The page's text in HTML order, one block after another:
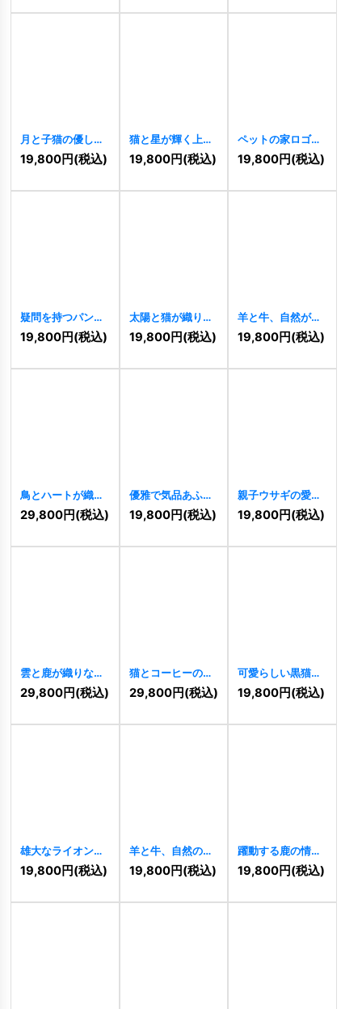
月と子猫の優しい
ロゴ[11217]
19,800円(税込)
猫と星が輝く上品
なモノクロロゴ
11211]
19,800円(税込)
ペットの家ロゴ
[11215]
19,800円(税込)
疑問を持つパンダ
の知的・クリエイ
ティブロゴ
19,800円(税込)
太陽と猫が織りな
す癒しの黄金ロゴ
11203 ]
19,800円(税込)
羊と牛、自然が調
和する畜産ロゴ
11192 ]
19,800円(税込)
鳥とハートが織り
なす安らぎのライ
ンアートロゴ
29,800円(税込)
優雅で気品あふれ
る鹿のオーガニッ
クロゴ [11172]
19,800円(税込)
親子ウサギの愛ら
しい絆ロゴ
11146 ]
19,800円(税込)
雲と鹿が織りなす
優雅な自然派ロゴ
11128
29,800円(税込)
猫とコーヒーの癒
しロゴ[11123]
29,800円(税込)
可愛らしい黒猫の
ロゴ[11121]
19,800円(税込)
雄大なライオンの
ロゴ[11111]
19,800円(税込)
羊と牛、自然の調
和を象徴する円形
ロゴ 11110]
19,800円(税込)
躍動する鹿の情熱
と流動のロゴ
11074 ]
19,800円(税込)